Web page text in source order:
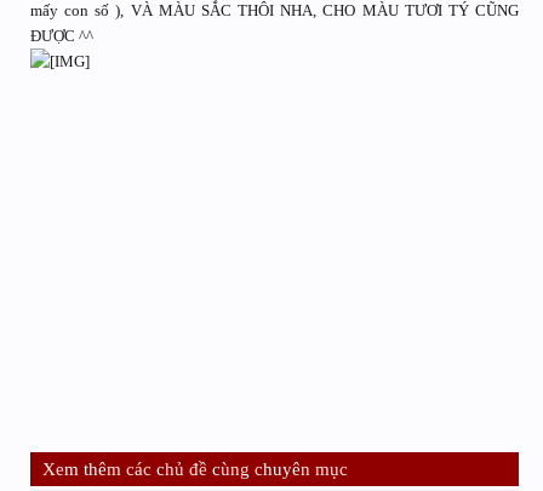
mấy con số ), VÀ MÀU SẮC THÔI NHA, CHO MÀU TƯƠI TÝ CŨNG
ĐƯỢC ^^
Xem thêm các chủ đề cùng chuyên mục